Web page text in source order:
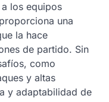
los equipos
una
la hace
de partido. Sin
como
y altas
y adaptabilidad de